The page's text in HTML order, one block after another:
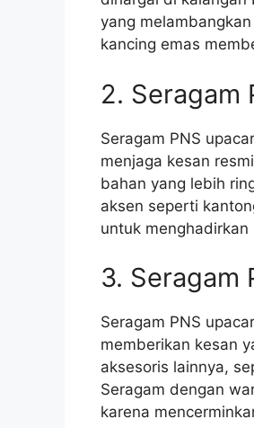
yang
kancing emas
2. Seragam
Seragam PNS
menjaga kesan
bahan yang lebih
aksen seperti
untuk
3. Seragam
Seragam PNS
memberikan kesan
aksesoris lainnya,
Seragam dengan
karena